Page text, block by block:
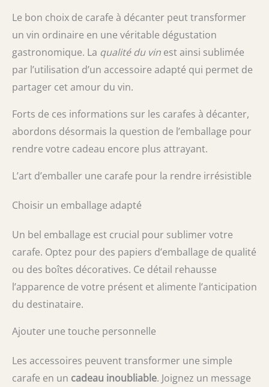
Le bon choix de carafe à décanter peut transformer
un vin ordinaire en une véritable dégustation
gastronomique. La qualité du vin est ainsi sublimée
par l’utilisation d’un accessoire adapté qui permet de
partager cet amour du vin.
Forts de ces informations sur les carafes à décanter,
abordons désormais la question de l’emballage pour
rendre votre cadeau encore plus attrayant.
L’art d’emballer une carafe pour la rendre irrésistible
Choisir un emballage adapté
Un bel emballage est crucial pour sublimer votre
carafe. Optez pour des papiers d’emballage de qualité
ou des boîtes décoratives. Ce détail rehausse
l’apparence de votre présent et alimente l’anticipation
du destinataire.
Ajouter une touche personnelle
Les accessoires peuvent transformer une simple
carafe en un cadeau inoubliable. Joignez un message